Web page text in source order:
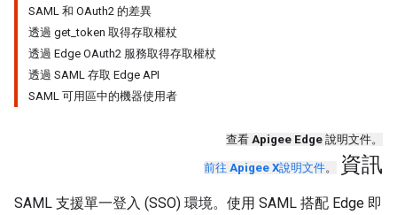
SAML 和 OAuth2 的差異
透過 get_token 取得存取權杖
透過 Edge OAuth2 服務取得存取權杖
透過 SAML 存取 Edge API
SAML 可用區中的機器使用者
查看 Apigee Edge 說明文件。
前往 Apigee X說明文件。 資訊
SAML 支援單一登入 (SSO) 環境。使用 SAML 搭配 Edge 即